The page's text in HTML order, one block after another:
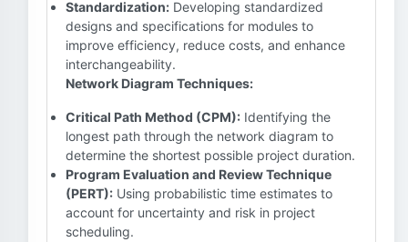
Standardization: Developing standardized
designs and specifications for modules to
improve efficiency, reduce costs, and enhance
interchangeability.
Network Diagram Techniques:
Critical Path Method (CPM): Identifying the
longest path through the network diagram to
determine the shortest possible project duration.
Program Evaluation and Review Technique
(PERT): Using probabilistic time estimates to
account for uncertainty and risk in project
scheduling.